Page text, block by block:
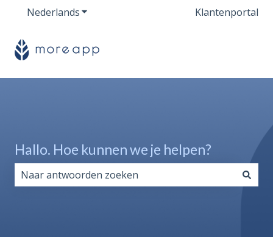
NederlandsSubmenu tonen voor vertalingen
Klantenportal
Hallo. Hoe kunnen we je helpen?